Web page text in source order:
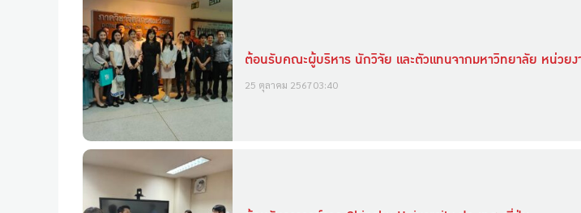
ต้อนรับคณะผู้บริหาร นักวิจัย และตัวแทนจากมหาวิทยาลัย หน่วย
25 ตุลาคม 256703:40